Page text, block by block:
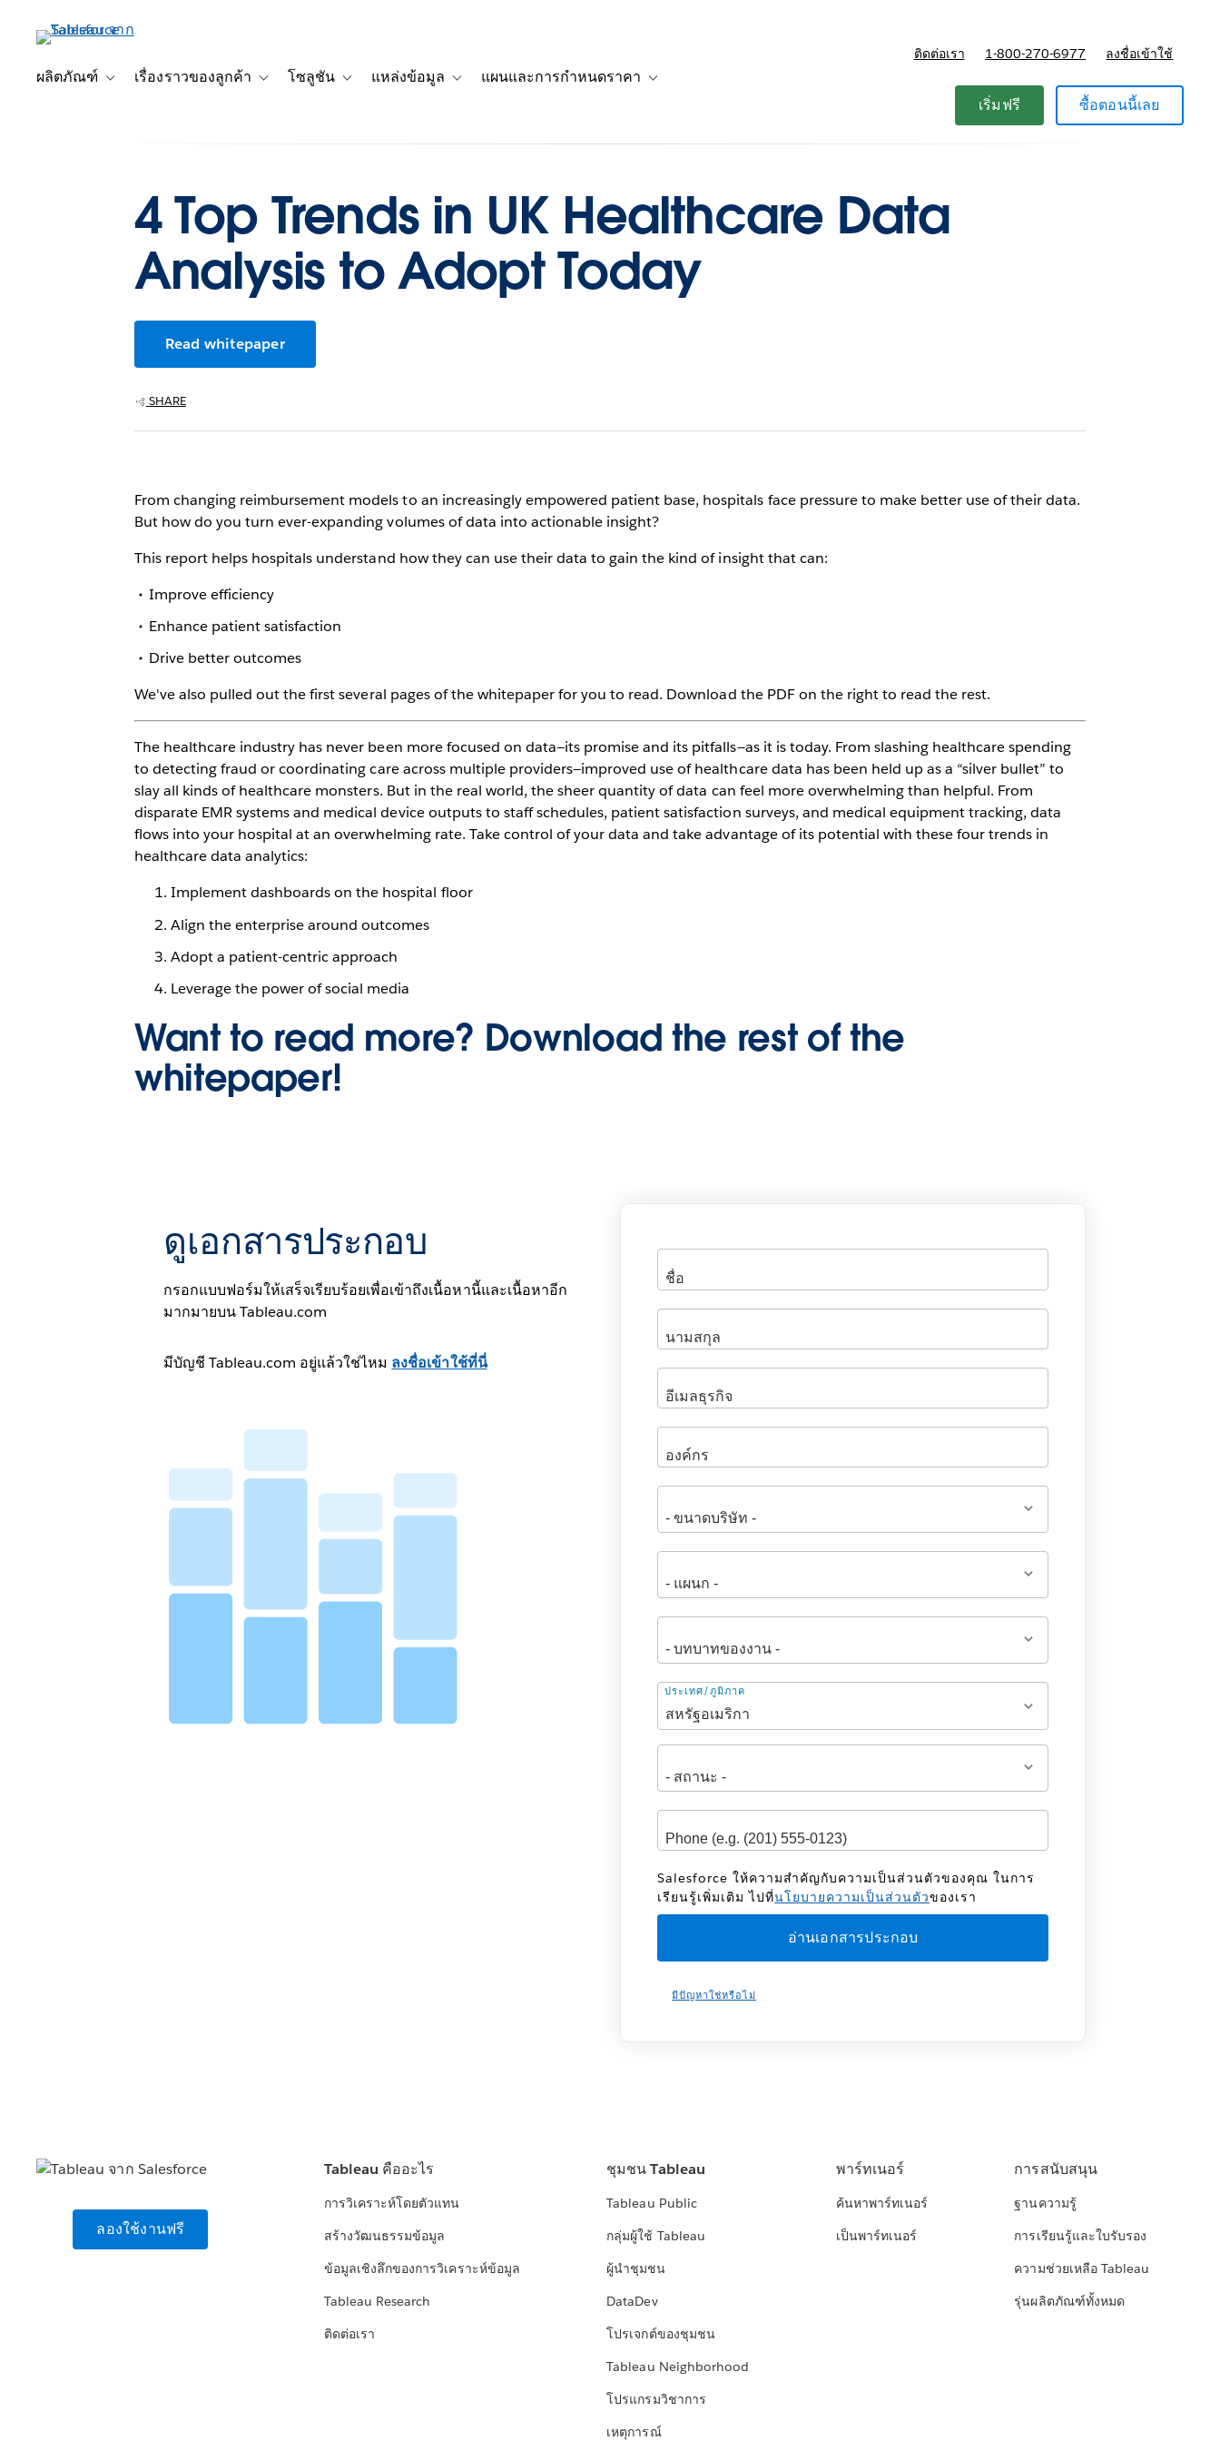
เนื้อหาผลิตภัณฑ์
Toggle sub-navigation for ผลิตภัณฑ์
เรื่องราวของลูกค้า
Toggle sub-navigation for เรื่องราวของลูกค้า
โซลูชัน
Toggle sub-navigation for โซลูชัน
แหล่งข้อมูล แผนและการกำหนดราคา
ติดต่อเรา 1-800-270-6977 ลงชื่อเข้าใช้
เริ่มฟรี ซื้อตอนนี้เลย
4 Top Trends in UK Healthcare Data
Analysis to Adopt Today
Read whitepaper
SHARE
From changing reimbursement models to an increasingly empowered patient base, hospitals face pressure to make better use of their data.
But how do you turn ever-expanding volumes of data into actionable insight?
This report helps hospitals understand how they can use their data to gain the kind of insight that can:
Improve efficiency
Enhance patient satisfaction
Drive better outcomes
We've also pulled out the first several pages of the whitepaper for you to read. Download the PDF on the right to read the rest.
The healthcare industry has never been more focused on data—its promise and its pitfalls—as it is today. From slashing healthcare spending
to detecting fraud or coordinating care across multiple providers—improved use of healthcare data has been held up as a “silver bullet” to
slay all kinds of healthcare monsters. But in the real world, the sheer quantity of data can feel more overwhelming than helpful. From
disparate EMR systems and medical device outputs to staff schedules, patient satisfaction surveys, and medical equipment tracking, data
flows into your hospital at an overwhelming rate. Take control of your data and take advantage of its potential with these four trends in
healthcare data analytics:
Implement dashboards on the hospital floor
Align the enterprise around outcomes
Adopt a patient-centric approach
Leverage the power of social media
Want to read more? Download the rest of the
whitepaper!
ดูเอกสารประกอบ
กรอกแบบฟอร์มให้เสร็จเรียบร้อยเพื่อเข้าถึงเนื้อหานี้และเนื้อหาอีก
มากมายบน Tableau.com
มีบัญชี Tableau.com อยู่แล้วใช่ไหม ลงชื่อเข้าใช้ที่นี่
ที่
อยู่
ประเทศ/ภูมิภาค
Salesforce ให้ความสำคัญกับความเป็นส่วนตัวของคุณ ในการ
เรียนรู้เพิ่มเติม ไปที่นโยบายความเป็นส่วนตัวของเรา
มีปัญหาใช่หรือไม่
ลองใช้งานฟรี
Tableau คืออะไร
การวิเคราะห์โดยตัวแทน
สร้างวัฒนธรรมข้อมูล
ข้อมูลเชิงลึกของการวิเคราะห์ข้อมูล
Tableau Research
ติดต่อเรา
ชุมชน Tableau
Tableau Public
กลุ่มผู้ใช้ Tableau
ผู้นำชุมชน
DataDev
โปรเจกต์ของชุมชน
Tableau Neighborhood
โปรแกรมวิชาการ
เหตุการณ์
พาร์ทเนอร์
ค้นหาพาร์ทเนอร์
เป็นพาร์ทเนอร์
การสนับสนุน
ฐานความรู้
การเรียนรู้และใบรับรอง
ความช่วยเหลือ Tableau
รุ่นผลิตภัณฑ์ทั้งหมด